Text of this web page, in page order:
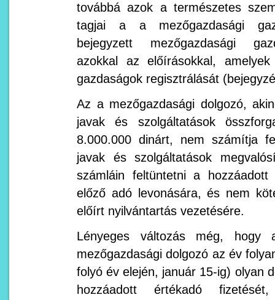
továbbá azok a természetes
tagjai a a mezőgazdasági
bejegyzett mezőgazdasági
azokkal az előírásokkal,
gazdaságok regisztrálását
Az a mezőgazdasági dolgozó,
javak és szolgáltatások
8.000.000 dinárt, nem számítja
javak és szolgáltatások
számláin feltüntetni a
előző adó levonására, és nem
előírt nyilvántartás vezetésére.
Lényeges változás még, hogy
mezőgazdasági dolgozó az év
folyó év elején, január 15-ig) olyan
hozzáadott értékadó